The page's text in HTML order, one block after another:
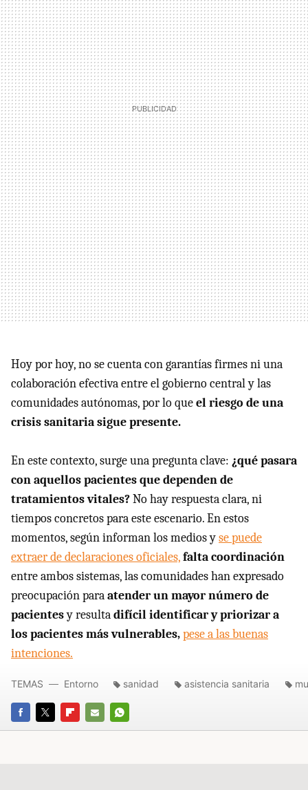
Hoy por hoy, no se cuenta con garantías firmes ni una
colaboración efectiva entre el gobierno central y las
comunidades autónomas, por lo queel riesgo de una
crisis sanitaria sigue presente.
En este contexto, surge una pregunta clave: ¿qué pasara
con aquellos pacientes que dependen de
tratamientos vitales?No hay respuesta clara, ni
tiempos concretos para este escenario. En estos
momentos, según informan los medios yse puede
extraer de declaraciones oficiales,falta coordinación
entre ambos sistemas, las comunidades han expresado
preocupación paraatender un mayor número de
pacientesy resultadifícil identificar y priorizar a
los pacientes más vulnerables,pese a las buenas
intenciones.
FACEBOOK
TWITTERFLIPBOARD
E-
WHATSAPP
TEMAS Entorno sanidad asistencia sanitaria